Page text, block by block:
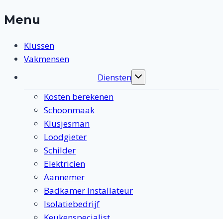
Menu
Klussen
Vakmensen
Diensten
Toggle
Kosten berekenen
Schoonmaak
Klusjesman
Loodgieter
Schilder
Elektricien
Aannemer
Badkamer Installateur
Isolatiebedrijf